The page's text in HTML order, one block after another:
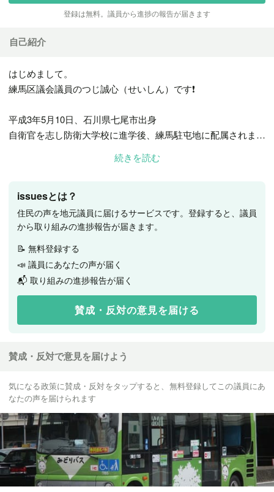
登録は無料。議員から進捗の報告が届きます
自己紹介
はじめまして。
練馬区議会議員のつじ誠心（せいしん）です❗️
平成3年5月10日、石川県七尾市出身
自衛官を志し防衛大学校に進学後、練馬駐屯地に配属されまし
様々な方との繋がりを機に、平成31年の区議会議員選挙で初
【誠心誠意】をモットーに、最年少議員（唯一の平成生まれ）
として、未来に責任を持った政策を強く推進します💪🔥
詳しくは公式HPをご覧下さい。
https://tsuji-seishin.com ◁
各種SNSもご確認、フォローをお願いします！
Twitter
https://mobile.twitter.com/tsuji_seishin ◀︎
Instagram
▶︎https://www.instagram.com/tsujiseishin◀︎
Facebook
▶︎https://m.facebook.com/seishin.tsuji◀︎
続きを読む
issuesとは？
住民の声を地元議員に届けるサービスです。登録すると、議員
から取り組みの進捗報告が届きます。
📝 無料登録する
📣 議員にあなたの声が届く
📬 取り組みの進捗報告が届く
賛成・反対の意見を届ける
賛成・反対で意見を届けよう
気になる政策に賛成・反対をタップすると、無料登録してこの議員にあ
なたの声を届けられます